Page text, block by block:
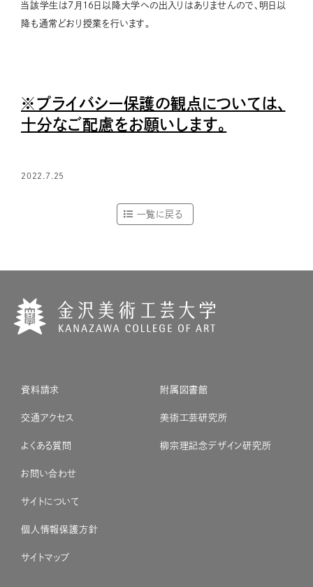
当該学生は7月16日以降大学への出入りはありませんので、明日以
降も通常どおり授業を行います。
※プライバシー保護の観点については、
十分なご配慮をお願いします。
2022.7.25
一覧に戻る
資料請求
交通アクセス
よくある質問
お問い合わせ
サイトについて
個人情報保護方針
サイトマップ
附属図書館
美術工芸研究所
柳宗理記念デザイン研究所